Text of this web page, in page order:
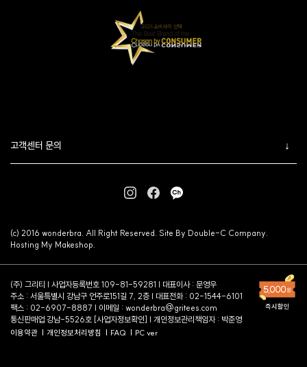
고객센터 문의
(c) 2016 wonderbra. All Right Reserved. Site By Double-C Company.
Hosting My Makeshop.
(주) 그리티 | 사업자등록번호 109-81-59281 | 대표이사 : 문영우
주소 : 서울특별시 강남구 언주로151길 7, 2층 | 대표전화 : 02-1544-6101
팩스 : 02-6907-8887 | 이메일 : wonderbra@gritees.com
통신판매업 강남-5526호 [사업자정보확인] | 개인정보관리책임자 : 박준영
이용약관 개인정보처리방침 FAQ PC ver